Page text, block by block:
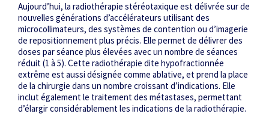
Aujourd’hui, la radiothérapie stéréotaxique est délivrée sur de
nouvelles générations d’accélérateurs utilisant des
microcollimateurs, des systèmes de contention ou d’imagerie
de repositionnement plus précis. Elle permet de délivrer des
doses par séance plus élevées avec un nombre de séances
réduit (1 à 5). Cette radiothérapie dite hypofractionnée
extrême est aussi désignée comme ablative, et prend la place
de la chirurgie dans un nombre croissant d’indications. Elle
inclut également le traitement des métastases, permettant
d’élargir considérablement les indications de la radiothérapie.